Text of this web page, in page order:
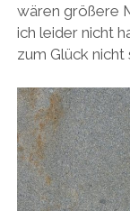
wären größere
ich leider nicht
zum Glück nicht